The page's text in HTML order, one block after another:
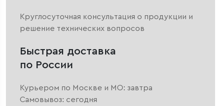
Круглосуточная консультация о продукции и
решение технических вопросов
Быстрая доставка
по России
Курьером по Москве и МО: завтра
Самовывоз: сегодня